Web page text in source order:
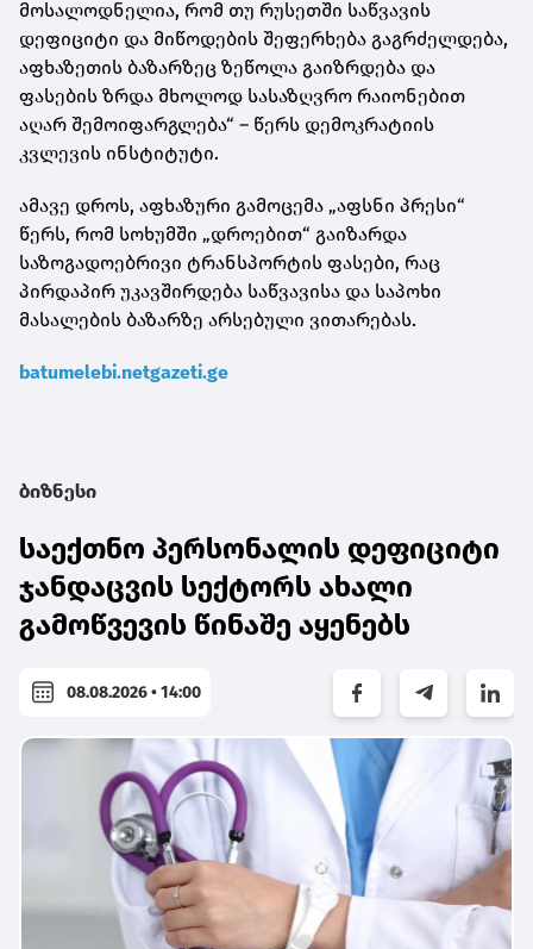
მოსალოდნელია, რომ თუ რუსეთში საწვავის
დეფიციტი და მიწოდების შეფერხება გაგრძელდება,
აფხაზეთის ბაზარზეც ზეწოლა გაიზრდება და
ფასების ზრდა მხოლოდ სასაზღვრო რაიონებით
აღარ შემოიფარგლება“ – წერს დემოკრატიის
კვლევის ინსტიტუტი.
ამავე დროს, აფხაზური გამოცემა „აფსნი პრესი“
წერს, რომ სოხუმში „დროებით“ გაიზარდა
საზოგადოებრივი ტრანსპორტის ფასები, რაც
პირდაპირ უკავშირდება საწვავისა და საპოხი
მასალების ბაზარზე არსებული ვითარებას.
batumelebi.netgazeti.ge
ბიზნესი
საექთნო პერსონალის დეფიციტი
ჯანდაცვის სექტორს ახალი
გამოწვევის წინაშე აყენებს
08.08.2026 • 14:00